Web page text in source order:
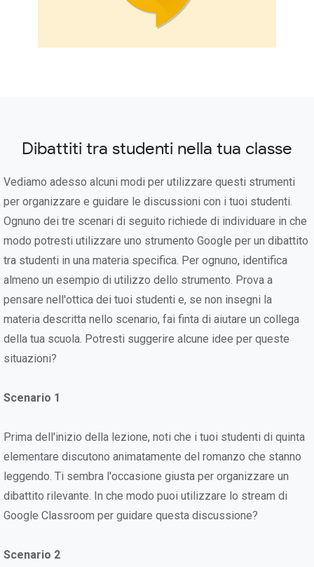
Dibattiti tra studenti nella tua classe
Vediamo adesso alcuni modi per utilizzare questi strumenti
per organizzare e guidare le discussioni con i tuoi studenti.
Ognuno dei tre scenari di seguito richiede di individuare in che
modo potresti utilizzare uno strumento Google per un dibattito
tra studenti in una materia specifica. Per ognuno, identifica
almeno un esempio di utilizzo dello strumento. Prova a
pensare nell'ottica dei tuoi studenti e, se non insegni la
materia descritta nello scenario, fai finta di aiutare un collega
della tua scuola. Potresti suggerire alcune idee per queste
situazioni?
Scenario 1
Prima dell'inizio della lezione, noti che i tuoi studenti di quinta
elementare discutono animatamente del romanzo che stanno
leggendo. Ti sembra l'occasione giusta per organizzare un
dibattito rilevante. In che modo puoi utilizzare lo stream di
Google Classroom per guidare questa discussione?
Scenario 2